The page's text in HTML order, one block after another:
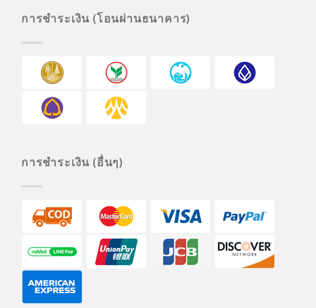
การชำระเงิน (โอนผ่านธนาคาร)
การชำระเงิน (อื่นๆ)